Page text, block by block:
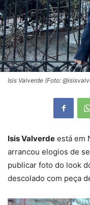
Isis Valverde (Foto:
Isis Valverde está em
arrancou elogios de
publicar foto do look
descolado com peça